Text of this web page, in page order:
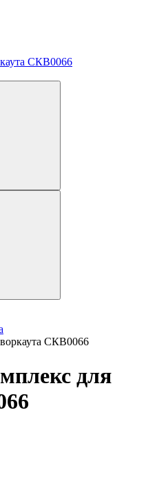
СКВ0066
для